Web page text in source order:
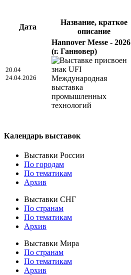
Дата
Название, краткое
описание
20.04
24.04.2026
Hannover Messe - 2026
(г. Ганновер)
Международная
выставка
промышленных
технологий
Календарь выставок
Выставки России
По городам
По тематикам
Архив
Выставки СНГ
По странам
По тематикам
Архив
Выставки Мира
По странам
По тематикам
Архив